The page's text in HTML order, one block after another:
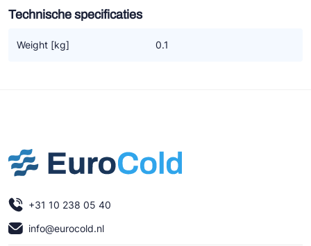
Abegg EC condensorventilatoren in Voll-Düse uitvoering. Dat wil
zeggen dat, in tegenstelling tot vrijwel alle andere luchtgekoelde
aggregaten, het ventilatorblad niet gedeeltelijk in de
De door ons toegepaste drukopnemer is standaard voorzien van
worden aangesloten en middels fanspeed control wordt de
condensordruk dan traploos en ook geruisloos geregeld. Dus
Technische specificaties
Weight [kg] 0.1
+31 10 238 05 40
info@eurocold.nl